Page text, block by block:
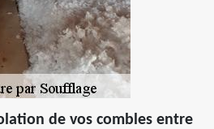
de vos combles entre